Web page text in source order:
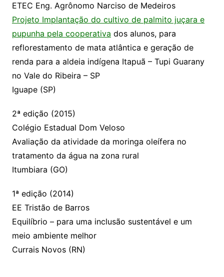
ETEC Eng. Agrônomo Narciso de Medeiros
Projeto Implantação do cultivo de palmito juçara e
pupunha pela cooperativa dos alunos, para
reflorestamento de mata atlântica e geração de
renda para a aldeia indígena Itapuã – Tupi Guarany
no Vale do Ribeira – SP
Iguape (SP)
2ª edição (2015)
Colégio Estadual Dom Veloso
Avaliação da atividade da moringa oleífera no
tratamento da água na zona rural
Itumbiara (GO)
1ª edição (2014)
EE Tristão de Barros
Equilíbrio – para uma inclusão sustentável e um
meio ambiente melhor
Currais Novos (RN)